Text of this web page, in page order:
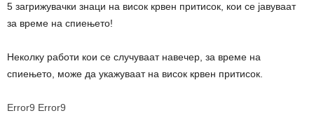
5 загрижувачки знаци на висок крвен притисок, кои се јавуваат
за време на спиењето!
Неколку работи кои се случуваат навечер, за време на
спиењето, може да укажуваат на висок крвен притисок.
Error9 Error9